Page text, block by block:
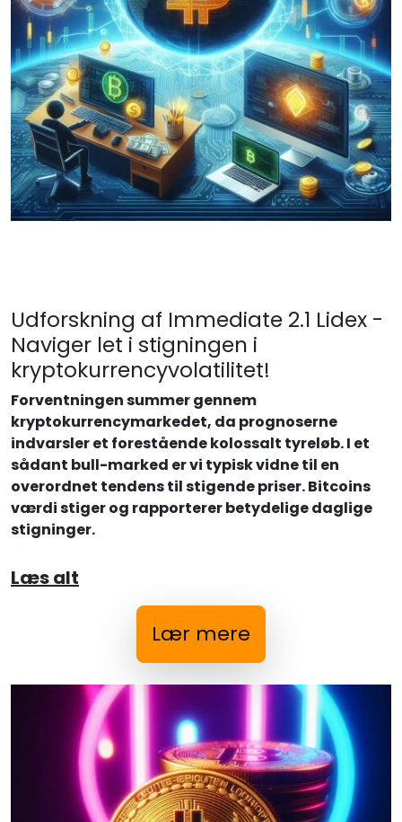
Udforskning af Immediate 2.1 Lidex -
Naviger let i stigningen i
kryptokurrencyvolatilitet!
Forventningen summer gennem
kryptokurrencymarkedet, da prognoserne
indvarsler et forestående kolossalt tyreløb. I et
sådant bull-marked er vi typisk vidne til en
overordnet tendens til stigende priser. Bitcoins
værdi stiger og rapporterer betydelige daglige
stigninger.
Læs alt
Lær mere